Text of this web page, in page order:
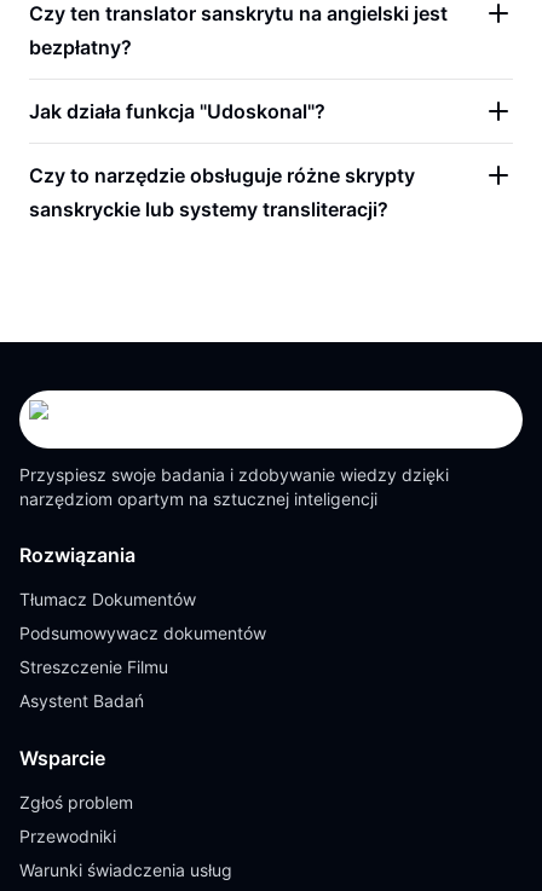
Czy ten translator sanskrytu na angielski jest
bezpłatny?
Jak działa funkcja "Udoskonal"?
Czy to narzędzie obsługuje różne skrypty
sanskryckie lub systemy transliteracji?
Przyspiesz swoje badania i zdobywanie wiedzy dzięki
narzędziom opartym na sztucznej inteligencji
Rozwiązania
Tłumacz Dokumentów
Podsumowywacz dokumentów
Streszczenie Filmu
Asystent Badań
Wsparcie
Zgłoś problem
Przewodniki
Warunki świadczenia usług